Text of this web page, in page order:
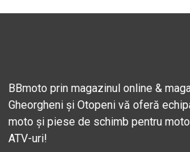
BBmoto prin magazinul online &
Gheorgheni și Otopeni vă oferă
moto și piese de schimb pentru
ATV-uri!